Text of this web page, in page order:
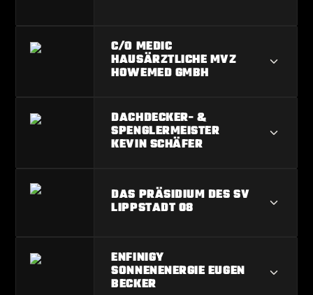
BS SCHUBERT GMBH
C/O MEDIC
HAUSÄRZTLICHE MVZ
HOWEMED GMBH
C/O MEDIC HAUSÄRZTLICHE MVZ
HOWEMED GMBH
DACHDECKER- &
SPENGLERMEISTER
KEVIN SCHÄFER
DACHDECKER- &
SPENGLERMEISTER KEVIN SCHÄFER
DAS PRÄSIDIUM DES SV
LIPPSTADT 08
DAS PRÄSIDIUM DES SV LIPPSTADT
ENFINIGY
SONNENENERGIE EUGEN
BECKER